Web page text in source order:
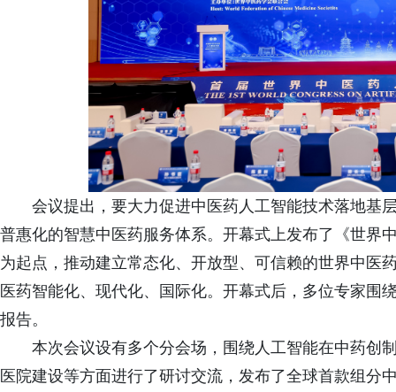
会议提出，要大力促进中医药人工智能技术落地基
普惠化的智慧中医药服务体系。开幕式上发布了《世界
为起点，推动建立常态化、开放型、可信赖的世界中医
医药智能化、现代化、国际化。开幕式后，多位专家围
报告。
本次会议设有多个分会场，围绕人工智能在中药创
医院建设等方面进行了研讨交流，发布了全球首款组分